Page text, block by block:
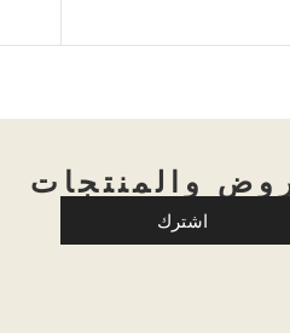
والمنتجات
اشترك